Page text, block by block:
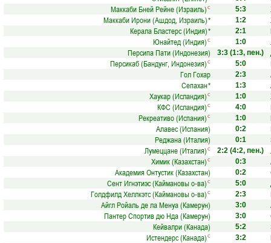
Маккаби Бней Рейне (Израиль) с 5:3
Маккаби Ирони (Ашдод, Израиль)* 1:2
Керала Бластерс (Индия)* 2:1
Юнайтед (Индия) с 1:0
Персипа Пати (Индонезия)
3:3 (1:3, пен.)
Персикаб (Бандунг, Индонезия) с 5:0
Гол Гохар
2:3
Сепахан* 1:3
Хаукар (Исландия) с 1:0
КФС (Исландия) с 4:0
Рекреативо (Испания) с 1:0
Алавес (Испания)
0:2
Реджана (Италия)
0:1
Лумеццане (Италия) с 2:2 (4:2, пен.)
Химик (Казахстан) с 0:3
Академия Онтустик (Казахстан)
0:2
Сент Игнэтиэс (Каймановы о-ва) с 5:0
Голдфилд Хеллкэтс (Каймановы о-ва) с 2:3
Айгл Ройаль де ла Менуа (Камерун)
3:0
Пантер Спортив дю Нда (Камерун)
3:0
Кейвалри (Канада)
5:2
Истендерс (Канада) с 3:2